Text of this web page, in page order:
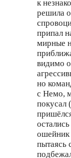
к
решила
припал
мирные
видимо
но
с Немо,
покусал
ошейник
пытаясь